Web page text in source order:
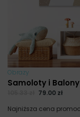
Obrazy
Samoloty i
79.00 zł
Najniższa cena